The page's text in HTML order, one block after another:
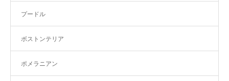
プードル
ボストンテリア
ポメラニアン